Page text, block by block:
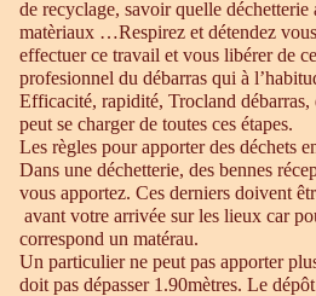
de recyclage, savoir quelle déchetterie
matèriaux …Respirez et détendez
effectuer ce travail et vous libérer de
profesionnel du débarras qui à
Efficacité, rapidité, Trocland débarras,
peut se charger de toutes ces étapes.
Les règles pour apporter des déchets
Dans une déchetterie, des bennes
vous apportez. Ces derniers doivent
avant votre arrivée sur les lieux car
correspond un matérau.
Un particulier ne peut pas apporter
doit pas dépasser 1.90mètres. Le